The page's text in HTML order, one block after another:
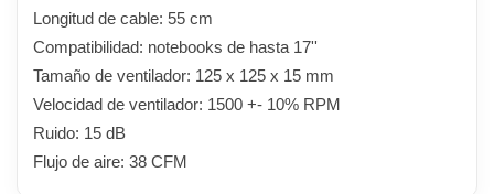
Longitud de cable: 55 cm
Compatibilidad: notebooks de hasta 17''
Tamaño de ventilador: 125 x 125 x 15 mm
Velocidad de ventilador: 1500 +- 10% RPM
Ruido: 15 dB
Flujo de aire: 38 CFM